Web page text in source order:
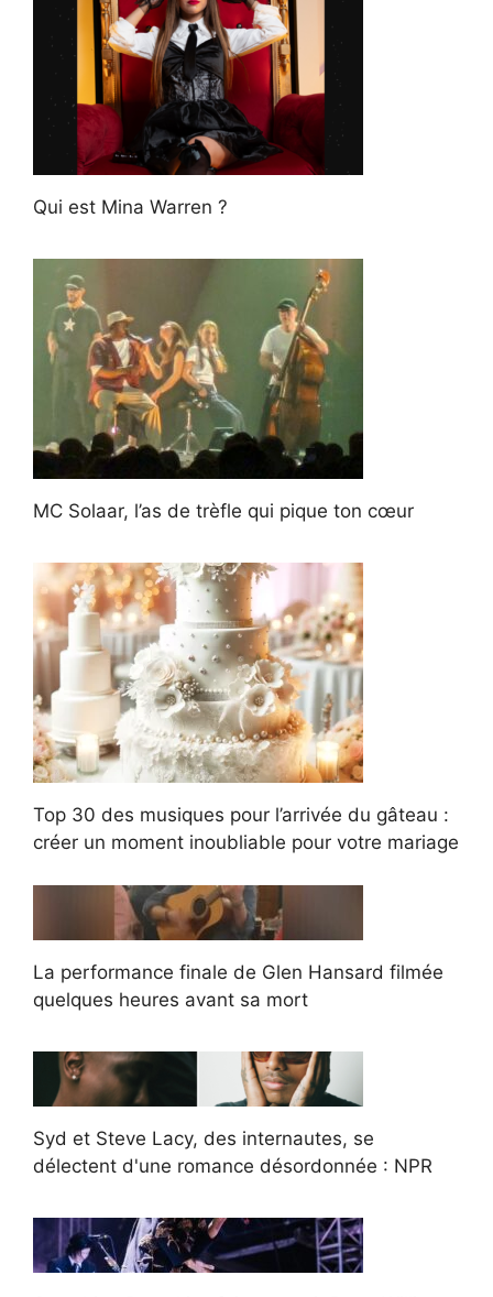
Qui est Mina Warren ?
MC Solaar, l’as de trèfle qui pique ton cœur
Top 30 des musiques pour l’arrivée du gâteau :
créer un moment inoubliable pour votre mariage
La performance finale de Glen Hansard filmée
quelques heures avant sa mort
Syd et Steve Lacy, des internautes, se
délectent d'une romance désordonnée : NPR